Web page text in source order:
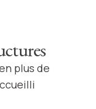
plus de